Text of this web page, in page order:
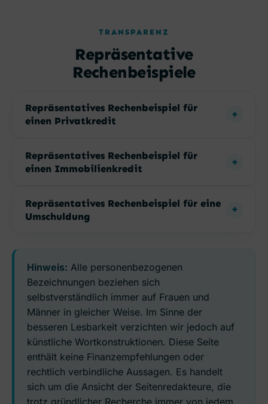
TRANSPARENZ
Repräsentative
Rechenbeispiele
Repräsentatives Rechenbeispiel für
einen Privatkredit
Repräsentatives Rechenbeispiel für
einen Immobilienkredit
Repräsentatives Rechenbeispiel für eine
Umschuldung
Hinweis: Alle personenbezogenen
Bezeichnungen beziehen sich
selbstverständlich immer auf Frauen und
Männer in gleicher Weise. Im Sinne der
besseren Lesbarkeit verzichten wir jedoch auf
künstliche Wortkonstruktionen. Diese Seite
enthält keine Finanzempfehlungen oder
rechtlich verbindliche Aussagen. Es handelt
sich um die Ansicht der Seitenredakteure, die
trotz gründlicher Recherche immer von jedem